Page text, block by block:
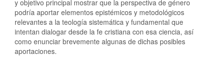
y objetivo principal mostrar que la perspectiva de género
podría aportar elementos epistémicos y metodológicos
relevantes a la teología sistemática y fundamental que
intentan dialogar desde la fe cristiana con esa ciencia, así
como enunciar brevemente algunas de dichas posibles
aportaciones.